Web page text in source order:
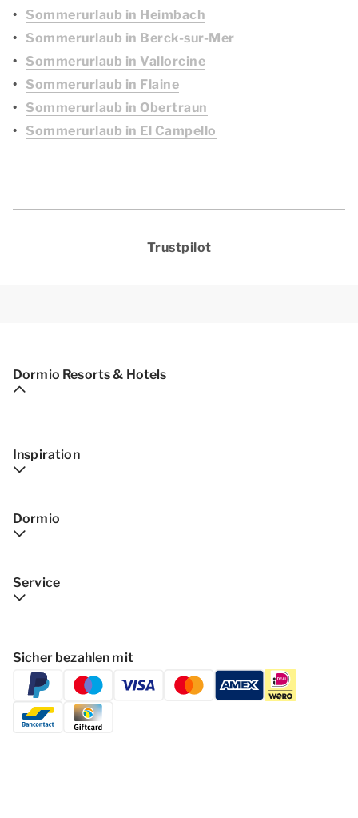
Sommerurlaub in Heimbach
Sommerurlaub in Berck-sur-Mer
Sommerurlaub in Vallorcine
Sommerurlaub in Flaine
Sommerurlaub in Obertraun
Sommerurlaub in El Campello
Trustpilot
Dormio Resorts & Hotels
Inspiration
Dormio
Service
Sicher bezahlen mit